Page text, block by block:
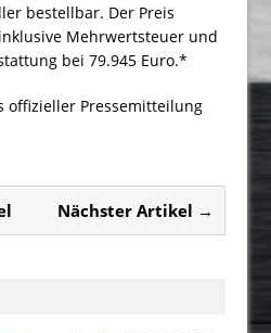
bestellbar. Der Preis
Mehrwertsteuer und
bei 79.945 Euro.*
offizieller Pressemitteilung
Nächster Artikel →